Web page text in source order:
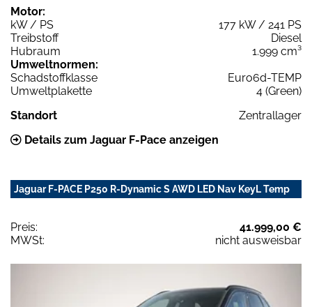
Motor:
kW / PS
177 kW / 241 PS
Treibstoff
Diesel
Hubraum
1.999 cm³
Umweltnormen:
Schadstoffklasse
Euro6d-TEMP
Umweltplakette
4 (Green)
Standort
Zentrallager
Details zum Jaguar F-Pace anzeigen
Jaguar F-PACE P250 R-Dynamic S AWD LED Nav KeyL Temp
Preis:
41.999,00 €
MWSt:
nicht ausweisbar